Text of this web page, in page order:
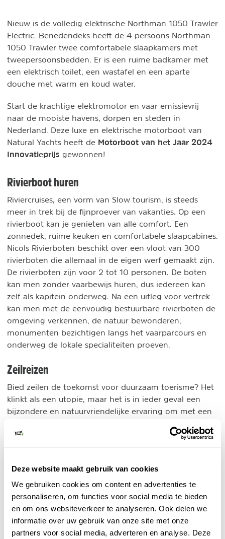
Deze website maakt gebruik van cookies
We gebruiken cookies om content en advertenties te
personaliseren, om functies voor social media te bieden
en om ons websiteverkeer te analyseren. Ook delen we
informatie over uw gebruik van onze site met onze
partners voor social media, adverteren en analyse. Deze
Nieuw is de volledig elektrische Northman 1050 Trawler
Electric. Benedendeks heeft de 4-persoons Northman
1050 Trawler twee comfortabele slaapkamers met
tweepersoonsbedden. Er is een ruime badkamer met
een elektrisch toilet, een wastafel en een aparte
douche met warm en koud water.
Start de krachtige elektromotor en vaar emissievrij
naar de mooiste havens, dorpen en steden in
Nederland. Deze luxe en elektrische motorboot van
Natural Yachts heeft de Motorboot van het Jaar 2024
Innovatieprijs gewonnen!
Rivierboot huren
Riviercruises, een vorm van Slow tourism, is steeds
meer in trek bij de fijnproever van vakanties. Op een
rivierboot kan je genieten van alle comfort. Een
zonnedek, ruime keuken en comfortabele slaapcabines.
Nicols Rivierboten beschikt over een vloot van 300
rivierboten die allemaal in de eigen werf gemaakt zijn.
De rivierboten zijn voor 2 tot 10 personen. De boten
kan men zonder vaarbewijs huren, dus iedereen kan
zelf als kapitein onderweg. Na een uitleg voor vertrek
kan men met de eenvoudig bestuurbare rivierboten de
omgeving verkennen, de natuur bewonderen,
monumenten bezichtigen langs het vaarparcours en
onderweg de lokale specialiteiten proeven.
Zeilreizen
Bied zeilen de toekomst voor duurzaam toerisme? Het
klinkt als een utopie, maar het is in ieder geval een
bijzondere en natuurvriendelijke ervaring om met een
avontuurlijke vorm van reizen en lees meer over
Duurzame zeilreizen van Fair Ferry
Groepsreis
Reisorganisatie Fair Ferry neemt je mee op een
slow travel reis per zeilboot. Ervaar de wereld op
een andere, duurzame manier.
BEKIJK